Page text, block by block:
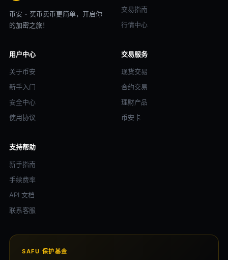
币安 - 买币卖币更简单，开启你
的加密之旅！
交易指南
行情中心
用户中心
关于币安
新手入门
安全中心
使用协议
交易服务
现货交易
合约交易
理财产品
币安卡
支持帮助
新手指南
手续费率
API 文档
联系客服
SAFU 保护基金